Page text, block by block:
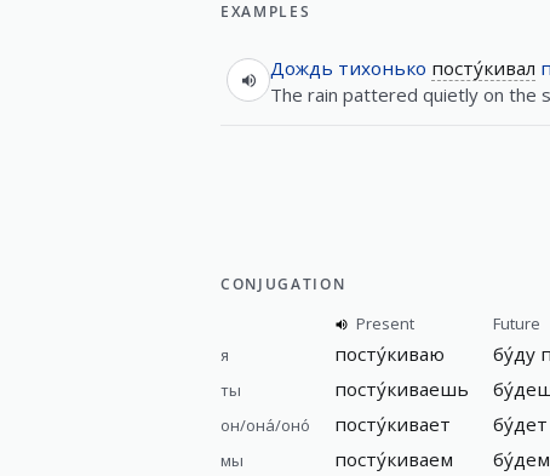
EXAMPLES
Дождь тихонько посту́кивал
The rain pattered quietly on the
CONJUGATION
Present
Future
я
посту́киваю бу́ду
ты посту́киваешь
он/она́/оно́ посту́кивает
мы посту́киваем